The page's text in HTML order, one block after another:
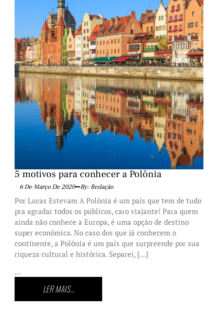
5 motivos para conhecer a Polônia
6 De Março De 2020 By: Redação
Por Lucas Estevam A Polônia é um país que tem de tudo
pra agradar todos os públicos, caro viajante! Para quem
ainda não conhece a Europa, é uma opção de destino
super econômica. No caso dos que já conhecem o
continente, a Polônia é um país que surpreende por sua
riqueza cultural e histórica. Separei, […]
...
LER MAIS...